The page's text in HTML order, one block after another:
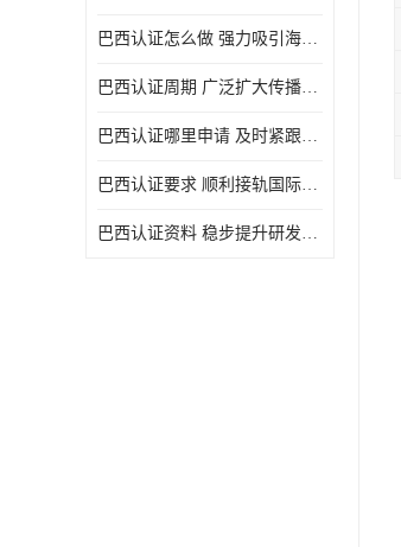
巴西认证怎么做 强力吸引海外投资
巴西认证周期 广泛扩大传播范围
巴西认证哪里申请 及时紧跟法规变化
巴西认证要求 顺利接轨国际规范
巴西认证资料 稳步提升研发能力